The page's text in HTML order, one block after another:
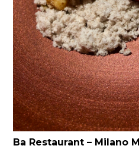
Ba Restaurant – Milano MI